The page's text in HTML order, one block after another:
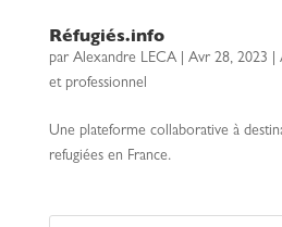
Réfugiés.info
par Alexandre LECA| Avr 28, 2023
et professionnel
Une plateforme collaborative à
refugiées en France.